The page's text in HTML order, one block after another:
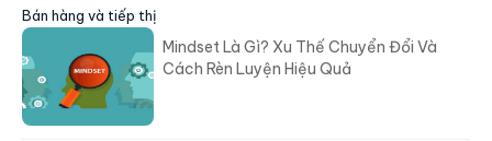
Bán hàng và tiếp thị
Mindset Là Gì? Xu Thế Chuyển Đổi Và
Cách Rèn Luyện Hiệu Quả